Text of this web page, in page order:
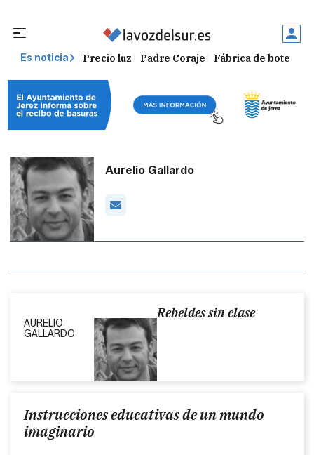
Es noticia Precio luz Padre Coraje Fábrica de botellas
Aurelio Gallardo
Rebeldes sin clase
AURELIO
GALLARDO
Instrucciones educativas de un mundo
imaginario